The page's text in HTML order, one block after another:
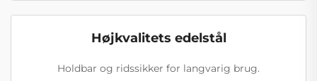
Højkvalitets edelstål
Holdbar og ridssikker for langvarig brug.